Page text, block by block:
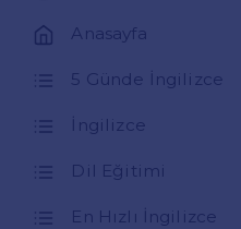
Anasayfa
5 Günde İngilizce
İngilizce
Dil Eğitimi
En Hızlı İngilizce